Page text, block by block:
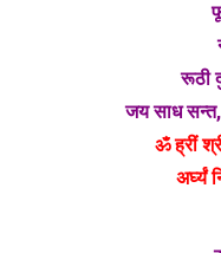
रूठी
जय साध
ॐ ह्रीं
अर्घ्यं